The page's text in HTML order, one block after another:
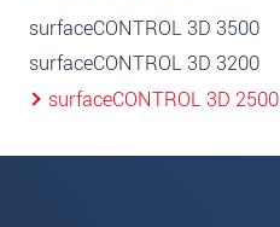
surfaceCONTROL 3D 3500
surfaceCONTROL 3D 3200
surfaceCONTROL 3D 2500